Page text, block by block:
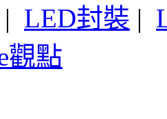
| LED封裝 |
觀點